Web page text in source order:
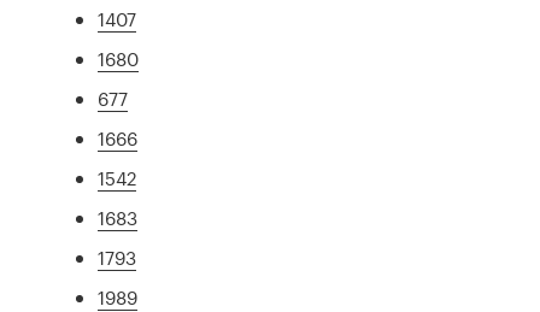
1407
1680
677
1666
1542
1683
1793
1989